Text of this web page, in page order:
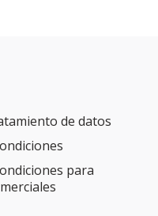
de datos
para